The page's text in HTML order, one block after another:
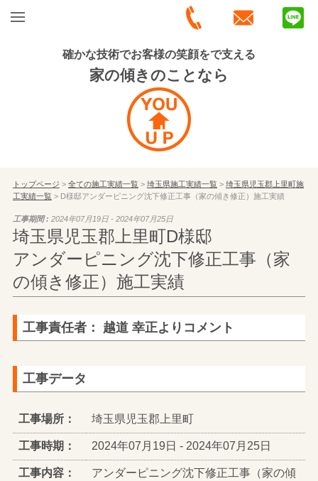
確かな技術でお客様の笑顔をで支える
家の傾きのことなら
トップページ > 全ての施工実績一覧> 埼玉県施工実績一覧> 埼玉県児玉郡上里町施
工実績一覧> D様邸アンダーピニング沈下修正工事（家の傾き修正）施工実績
工事期間 : 2024年07月19日 - 2024年07月25日
埼玉県児玉郡上里町D様邸
アンダーピニング沈下修正工事（家
の傾き修正）施工実績
工事責任者： 越道 幸正よりコメント
工事データ
工事場所： 埼玉県児玉郡上里町
工事時期： 2024年07月19日 - 2024年07月25日
工事内容：
アンダーピニング沈下修正工事（家の傾